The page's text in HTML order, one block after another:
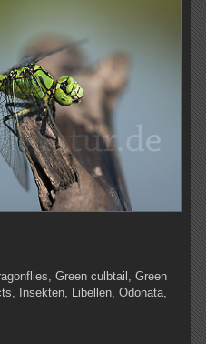
Green culbtail, Green
Insekten, Libellen, Odonata,